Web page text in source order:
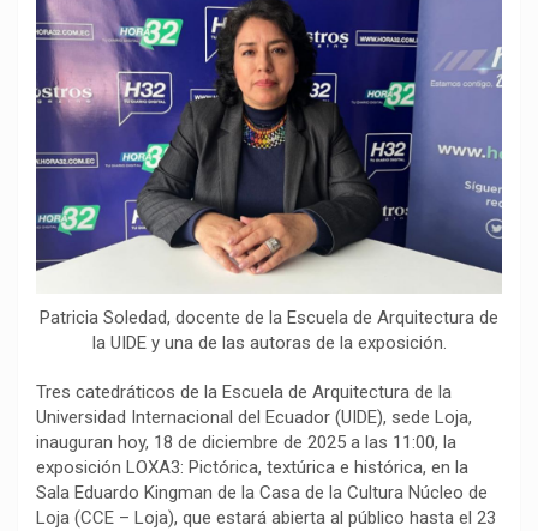
k
p
m
k
i
r
Patricia Soledad, docente de la Escuela de Arquitectura de
la UIDE y una de las autoras de la exposición.
Tres catedráticos de la Escuela de Arquitectura de la
Universidad Internacional del Ecuador (UIDE), sede Loja,
inauguran hoy, 18 de diciembre de 2025 a las 11:00, la
exposición LOXA3: Pictórica, textúrica e histórica, en la
Sala Eduardo Kingman de la Casa de la Cultura Núcleo de
Loja (CCE – Loja), que estará abierta al público hasta el 23